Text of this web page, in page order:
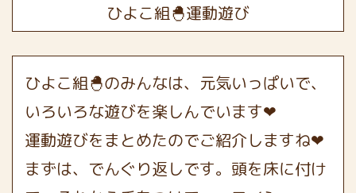
ひよこ組🐣運動遊び
ひよこ組🐣のみんなは、元気いっぱいで、
いろいろな遊びを楽しんでいます❤
運動遊びをまとめたのでご紹介しますね❤
まずは、でんぐり返しです。頭を床に付け